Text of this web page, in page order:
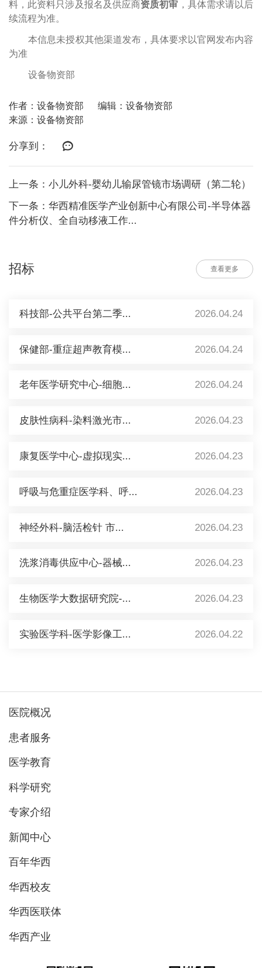
料 ，此资料只涉及报名及供应商资质初审 ，具体需求请以后
续流程为准。
本信息未授权其他渠道发布，具体要求以官网发布内容
为准
设备物资部
作者：设备物资部
编辑：设备物资部
来源：设备物资部
分享到：
上一条：小儿外科-婴幼儿输尿管镜市场调研（第二轮）
下一条：华西精准医学产业创新中心有限公司-半导体器
件分析仪、全自动移液工作...
招标 查看更多
科技部-公共平台第二季... 2026.04.24
保健部-重症超声教育模... 2026.04.24
老年医学研究中心-细胞... 2026.04.24
皮肤性病科-染料激光市... 2026.04.23
康复医学中心-虚拟现实... 2026.04.23
呼吸与危重症医学科、呼... 2026.04.23
神经外科-脑活检针 市... 2026.04.23
洗浆消毒供应中心-器械... 2026.04.23
生物医学大数据研究院-... 2026.04.23
实验医学科-医学影像工... 2026.04.22
医院概况
患者服务
医学教育
科学研究
专家介绍
新闻中心
百年华西
华西校友
华西医联体
华西产业